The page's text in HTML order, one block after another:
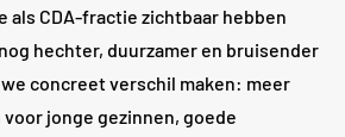
als CDA-fractie zichtbaar hebben
hechter, duurzamer en bruisender
concreet verschil maken: meer
jonge gezinnen, goede